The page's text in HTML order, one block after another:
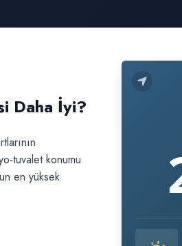
Daha İyi?
tuvalet konumu
en yüksek